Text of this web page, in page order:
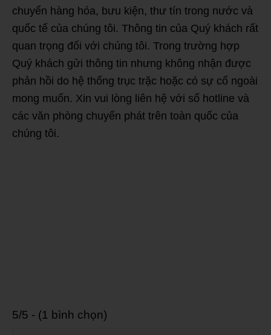
chuyển hàng hóa, bưu kiện, thư tín trong nước và
quốc tế của chúng tôi. Thông tin của Quý khách rất
quan trọng đối với chúng tôi. Trong trường hợp
Quý khách gửi thông tin nhưng không nhận được
phản hồi do hệ thống trục trặc hoặc có sự cố ngoài
mong muốn. Xin vui lòng liên hệ với số hotline và
các văn phòng chuyển phát trên toàn quốc của
chúng tôi.
5/5 - (1 bình chọn)